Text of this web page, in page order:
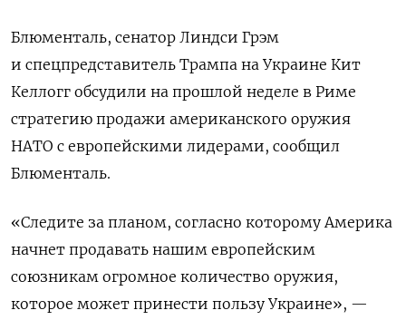
Блюменталь, сенатор Линдси Грэм
и спецпредставитель Трампа на Украине Кит
Келлогг обсудили на прошлой неделе в Риме
стратегию продажи американского оружия
НАТО с европейскими лидерами, сообщил
Блюменталь.
«Следите за планом, согласно которому Америка
начнет продавать нашим европейским
союзникам огромное количество оружия,
которое может принести пользу Украине», —